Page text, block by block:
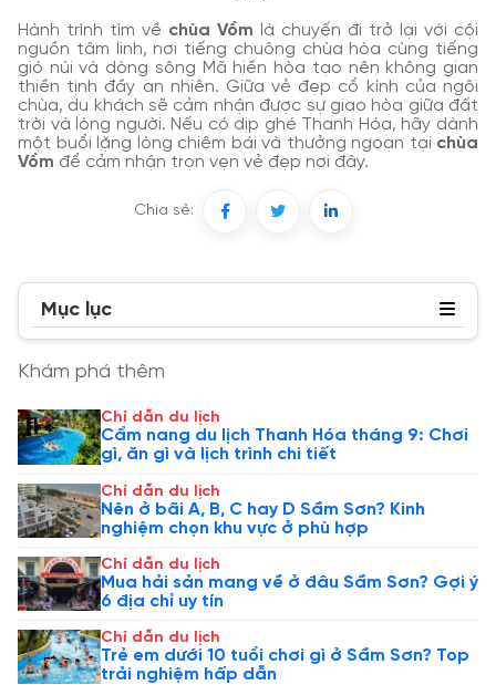
Hành trình tìm về chùa Vồm là chuyến đi trở lại với cội
nguồn tâm linh, nơi tiếng chuông chùa hòa cùng tiếng
gió núi và dòng sông Mã hiền hòa tạo nên không gian
thiền tịnh đầy an nhiên. Giữa vẻ đẹp cổ kính của ngôi
chùa, du khách sẽ cảm nhận được sự giao hòa giữa đất
trời và lòng người. Nếu có dịp ghé Thanh Hóa, hãy dành
một buổi lặng lòng chiêm bái và thưởng ngoạn tại chùa
Vồm để cảm nhận trọn vẹn vẻ đẹp nơi đây.
Chia sẻ:
Mục lục
Khám phá thêm
Chỉ dẫn du lịch
Cẩm nang du lịch Thanh Hóa tháng 9: Chơi
gì, ăn gì và lịch trình chi tiết
Chỉ dẫn du lịch
Nên ở bãi A, B, C hay D Sầm Sơn? Kinh
nghiệm chọn khu vực ở phù hợp
Chỉ dẫn du lịch
Mua hải sản mang về ở đâu Sầm Sơn? Gợi ý
6 địa chỉ uy tín
Chỉ dẫn du lịch
Trẻ em dưới 10 tuổi chơi gì ở Sầm Sơn? Top
trải nghiệm hấp dẫn